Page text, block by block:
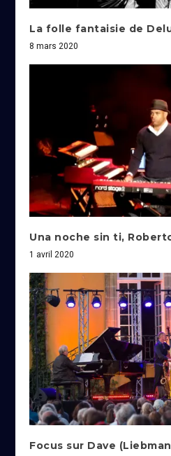
La folle fantaisie de
8 mars 2020
Una noche sin ti,
1 avril 2020
Focus sur Dave